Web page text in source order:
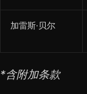
加雷斯·贝尔
*含附加条款